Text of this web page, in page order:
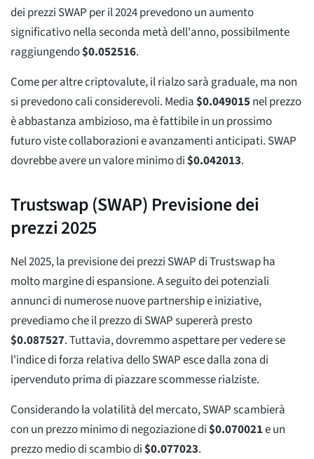
dei prezzi SWAP per il 2024 prevedono un aumento
significativo nella seconda metà dell'anno, possibilmente
raggiungendo$0.052516.
Come per altre criptovalute, il rialzo sarà graduale, ma non
si prevedono cali considerevoli. Media$0.049015nel prezzo
è abbastanza ambizioso, ma è fattibile in un prossimo
futuro viste collaborazioni e avanzamenti anticipati. SWAP
dovrebbe avere un valore minimo di$0.042013.
Trustswap (SWAP) Previsione dei
prezzi 2025
Nel 2025, la previsione dei prezzi SWAP di Trustswap ha
molto margine di espansione. A seguito dei potenziali
annunci di numerose nuove partnership e iniziative,
prevediamo che il prezzo di SWAP supererà presto
$0.087527. Tuttavia, dovremmo aspettare per vedere se
l'indice di forza relativa dello SWAP esce dalla zona di
ipervenduto prima di piazzare scommesse rialziste.
Considerando la volatilità del mercato, SWAP scambierà
con un prezzo minimo di negoziazione di$0.070021e un
prezzo medio di scambio di$0.077023.